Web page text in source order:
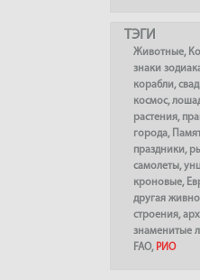
ТЭГИ
Животные,
знаки
корабли,
космос,
растения,
города,
праздники,
самолеты,
кроновые,
другая
строения,
знаменитые
FAO, РИО